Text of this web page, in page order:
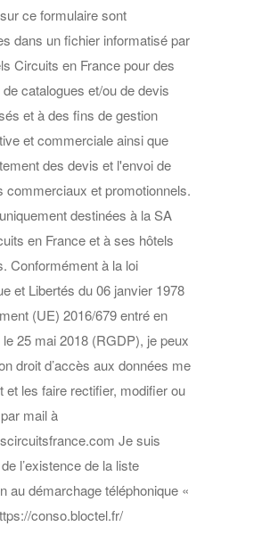
ce formulaire sont
dans un fichier informatisé par
Circuits en France pour des
catalogues et/ou de devis
et à des fins de gestion
et commerciale ainsi que
des devis et l'envoi de
commerciaux et promotionnels.
destinées à la SA
en France et à ses hôtels
Conformément à la loi
et Libertés du 06 janvier 1978
(UE) 2016/679 entré en
25 mai 2018 (RGDP), je peux
droit d’accès aux données me
et les faire rectifier, modifier ou
mail à
Je suis
l’existence de la liste
au démarchage téléphonique «
conso.bloctel.fr/